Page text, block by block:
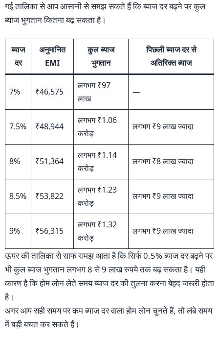
गई तालिका से आप आसानी से समझ सकते हैं कि ब्याज दर बढ़ने पर कुल
ब्याज भुगतान कितना बढ़ सकता है।
ब्याज
दर
अनुमानित
EMI
कुल ब्याज
भुगतान
पिछली ब्याज दर से
अतिरिक्त ब्याज
7% ₹46,575
लगभग ₹97
लाख
—
7.5% ₹48,944
लगभग ₹1.06
करोड़
लगभग ₹9 लाख ज्यादा
8% ₹51,364
लगभग ₹1.14
करोड़
लगभग ₹8 लाख ज्यादा
8.5% ₹53,822
लगभग ₹1.23
करोड़
लगभग ₹9 लाख ज्यादा
9% ₹56,315
लगभग ₹1.32
करोड़
लगभग ₹9 लाख ज्यादा
ऊपर की तालिका से साफ समझ आता है कि सिर्फ 0.5% ब्याज दर बढ़ने पर
भी कुल ब्याज भुगतान लगभग 8 से 9 लाख रुपये तक बढ़ सकता है। यही
कारण है कि होम लोन लेते समय ब्याज दर की तुलना करना बेहद जरूरी होता
है।
अगर आप सही समय पर कम ब्याज दर वाला होम लोन चुनते हैं, तो लंबे समय
में बड़ी बचत कर सकते हैं।